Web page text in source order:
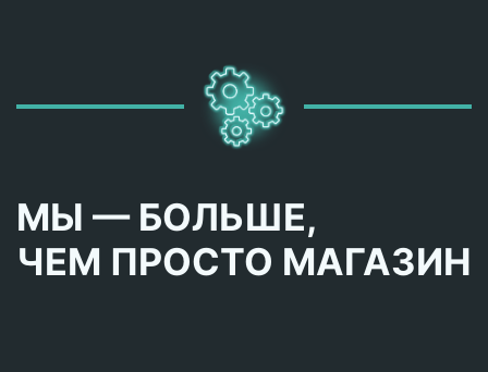
МЫ — БОЛЬШЕ,
ЧЕМ ПРОСТО МАГАЗИН